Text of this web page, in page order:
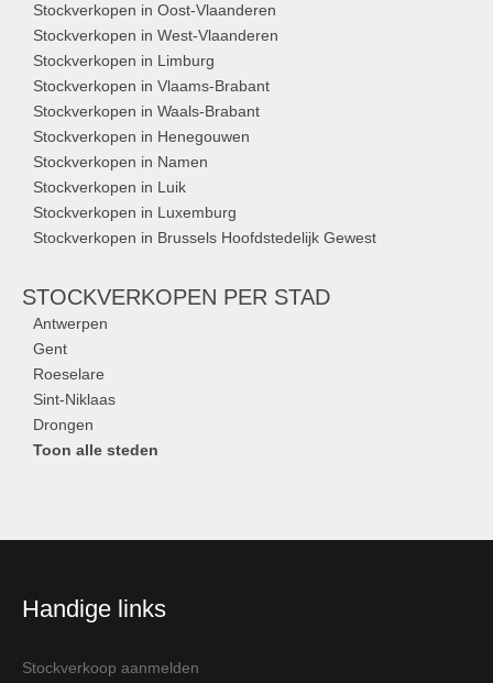
Stockverkopen in Oost-Vlaanderen
Stockverkopen in West-Vlaanderen
Stockverkopen in Limburg
Stockverkopen in Vlaams-Brabant
Stockverkopen in Waals-Brabant
Stockverkopen in Henegouwen
Stockverkopen in Namen
Stockverkopen in Luik
Stockverkopen in Luxemburg
Stockverkopen in Brussels Hoofdstedelijk Gewest
STOCKVERKOPEN PER STAD
Antwerpen
Gent
Roeselare
Sint-Niklaas
Drongen
Toon alle steden
Handige links
Stockverkoop aanmelden